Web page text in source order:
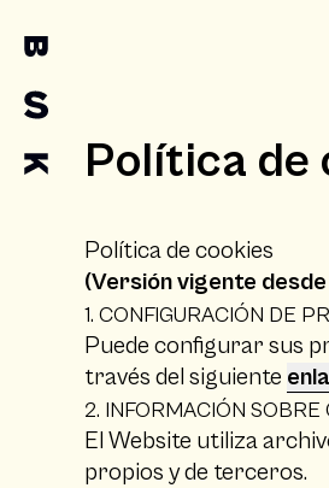
Política de
Política de cookies
(Versión vigente
1. CONFIGURACIÓN DE
Puede configurar sus
través del siguiente
2. INFORMACIÓN SOBRE
El Website utiliza
propios y de terceros.